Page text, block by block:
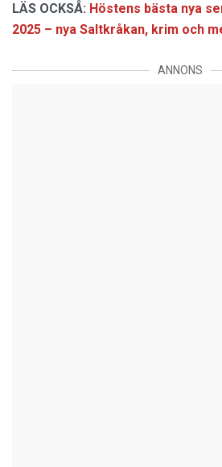
LÄS OCKSÅ: Höstens bästa nya
2025 – nya Saltkråkan, krim och
ANNONS